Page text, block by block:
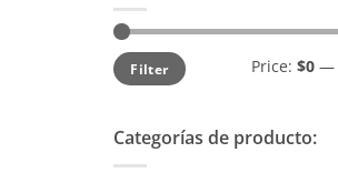
Min
price
Max
priceFilter Price: $0—
Categorías de producto: